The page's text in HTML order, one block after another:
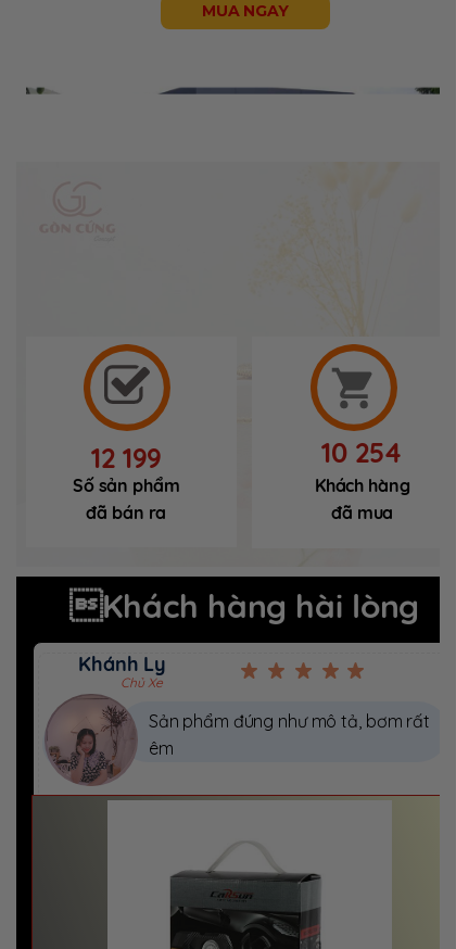
MUA NGAY
12 199 10 254
Số sản phẩm
đã bán ra
Khách hàng
đã mua
Khách hàng hài lòng
Khánh Ly
Chủ Xe
Sản phẩm đúng như mô tả, bơm rất
êm